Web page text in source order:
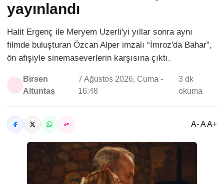
yayınlandı
Halit Ergenç ile Meryem Uzerli'yi yıllar sonra aynı
filmde buluşturan Özcan Alper imzalı “İmroz'da Bahar”,
ön afişiyle sinemaseverlerin karşısına çıktı.
Birsen
Altuntaş
7 Ağustos 2026, Cuma -
16:48
3 dk
okuma
A- A A+